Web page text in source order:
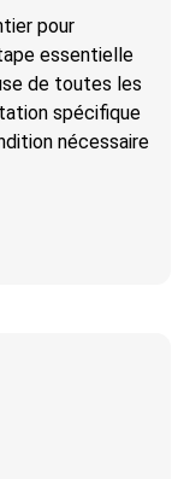
pour
essentielle
de toutes les
spécifique
nécessaire